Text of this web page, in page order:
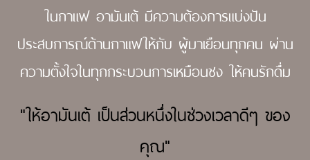
ในกาแฟ อามันเต้ มีความต้องการแบ่งปัน
ประสบการณ์ด้านกาแฟให้กับ ผู้มาเยือนทุกคน ผ่าน
ความตั้งใจในทุกกระบวนการเหมือนชง ให้คนรักดื่ม
"ให้อามันเต้ เป็นส่วนหนึ่งในช่วงเวลาดีๆ ของ
คุณ"